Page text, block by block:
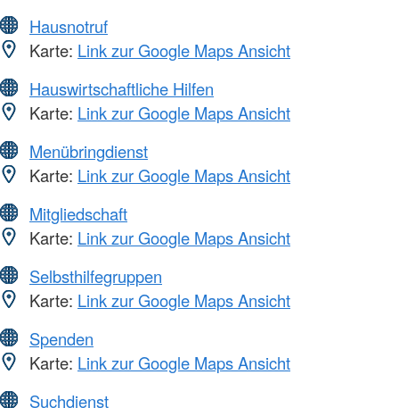
Hausnotruf
Karte: Link zur Google Maps Ansicht
Hauswirtschaftliche Hilfen
Karte: Link zur Google Maps Ansicht
Menübringdienst
Karte: Link zur Google Maps Ansicht
Mitgliedschaft
Karte: Link zur Google Maps Ansicht
Selbsthilfegruppen
Karte: Link zur Google Maps Ansicht
Spenden
Karte: Link zur Google Maps Ansicht
Suchdienst